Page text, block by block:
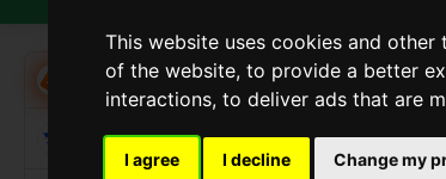
This website uses cookies and
of the website,to provide a better
interactions,to deliver ads that are
I agree I decline Change my
Akció
Alkalmi Kellékek